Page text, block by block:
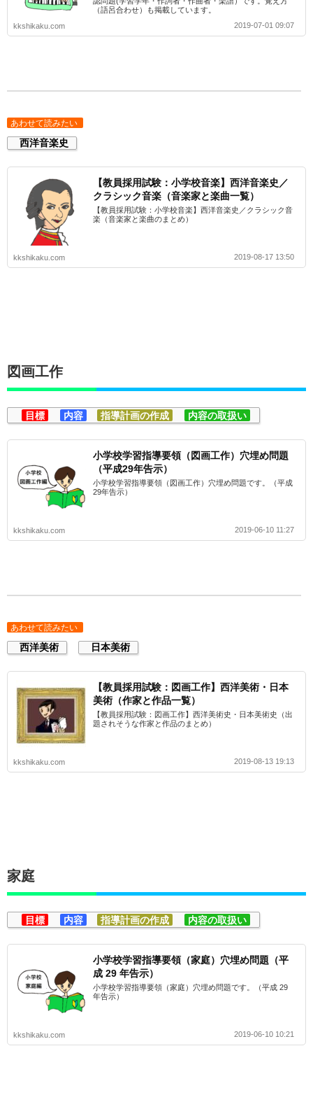
（語呂合わせ）も掲載しています。
kkshikaku.com
2019-07-01 09:07
あわせて読みたい
西洋音楽史
【教員採用試験：小学校音楽】西洋音楽史／
クラシック音楽（音楽家と楽曲一覧）
【教員採用試験：小学校音楽】西洋音楽史／クラシック音
楽（音楽家と楽曲のまとめ）
kkshikaku.com 2019-08-17 13:50
図画工作
目標 内容 指導計画の作成 内容の取扱い
小学校学習指導要領（図画工作）穴埋め問題
（平成29年告示）
小学校学習指導要領（図画工作）穴埋め問題です。（平成
29年告示）
kkshikaku.com 2019-06-10 11:27
あわせて読みたい
西洋美術 日本美術
【教員採用試験：図画工作】西洋美術・日本
美術（作家と作品一覧）
【教員採用試験：図画工作】西洋美術史・日本美術史（出
題されそうな作家と作品のまとめ）
kkshikaku.com 2019-08-13 19:13
家庭
目標 内容 指導計画の作成 内容の取扱い
小学校学習指導要領（家庭）穴埋め問題（平
成 29 年告示）
小学校学習指導要領（家庭）穴埋め問題です。（平成 29
年告示）
kkshikaku.com 2019-06-10 10:21